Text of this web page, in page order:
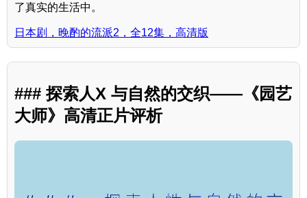
了真实的生活中。
日本剧，晚酌的流派2，全12集，高清版
### 探索人X 与自然的交织——《园艺
大师》高清正片评析